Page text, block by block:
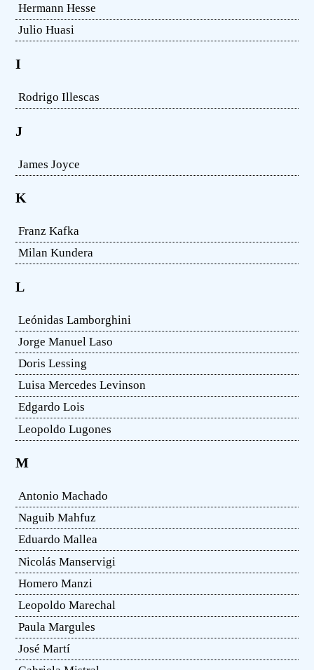
Hermann Hesse
Julio Huasi
I
Rodrigo Illescas
J
James Joyce
K
Franz Kafka
Milan Kundera
L
Leónidas Lamborghini
Jorge Manuel Laso
Doris Lessing
Luisa Mercedes Levinson
Edgardo Lois
Leopoldo Lugones
M
Antonio Machado
Naguib Mahfuz
Eduardo Mallea
Nicolás Manservigi
Homero Manzi
Leopoldo Marechal
Paula Margules
José Martí